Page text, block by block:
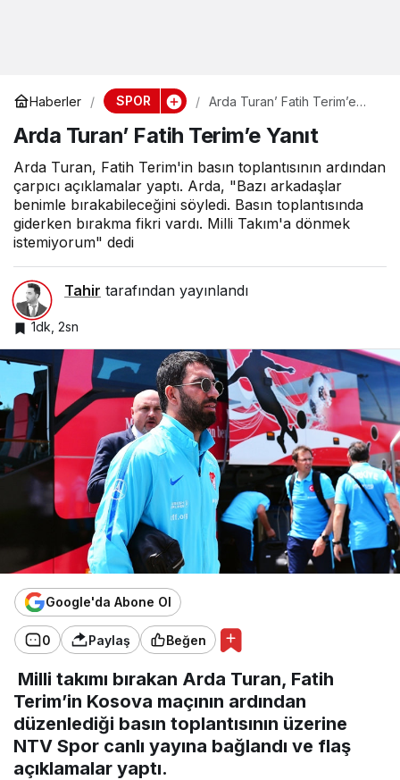
Haberler SPOR
Arda Turan’ Fatih Terim’e
Arda Turan’ Fatih Terim’e Yanıt
Arda Turan, Fatih Terim'in basın toplantısının ardından
çarpıcı açıklamalar yaptı. Arda, "Bazı arkadaşlar
benimle bırakabileceğini söyledi. Basın toplantısında
giderken bırakma fikri vardı. Milli Takım'a dönmek
istemiyorum" dedi
Tahir tarafından yayınlandı
1dk, 2sn
Google'da Abone Ol
0 Paylaş Beğen
Milli takımı bırakan Arda Turan, Fatih
Terim’in Kosova maçının ardından
düzenlediği basın toplantısının üzerine
NTV Spor canlı yayına bağlandı ve flaş
açıklamalar yaptı.